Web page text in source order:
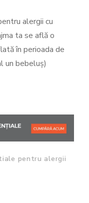
alergii cu
ta se află o
în perioada de
un bebeluș)
pentru alergii